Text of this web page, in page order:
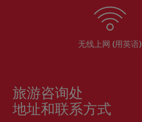
无线上网 (用英语)
旅游咨询处
地址和联系方式